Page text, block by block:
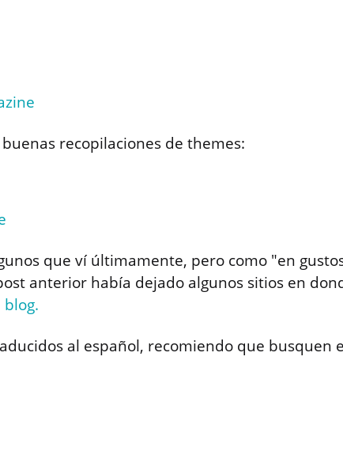
recopilaciones de themes:
que ví últimamente, pero como "en
anterior había dejado algunos sitios en
al español, recomiendo que busquen